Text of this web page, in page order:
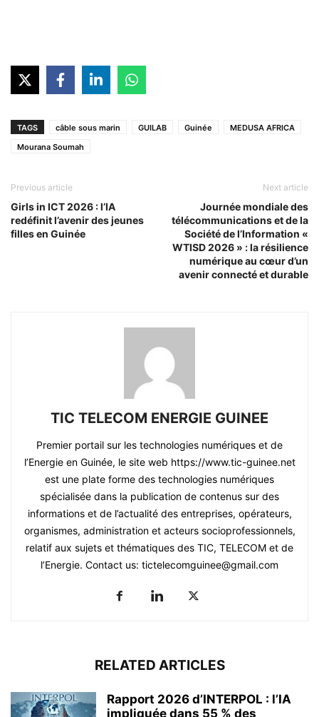
TAGS câble sous marin GUILAB Guinée
MEDUSA AFRICA
Mourana Soumah
Previous article
Girls in ICT 2026 : l’IA
redéfinit l’avenir des jeunes
filles en Guinée
Next article
Journée mondiale des
télécommunications et de la
Société de l’Information «
WTISD 2026 » : la résilience
numérique au cœur d’un
avenir connecté et durable
TIC TELECOM ENERGIE GUINEE
Premier portail sur les technologies numériques et de
l’Energie en Guinée, le site web https://www.tic-guinee.net
est une plate forme des technologies numériques
spécialisée dans la publication de contenus sur des
informations et de l’actualité des entreprises, opérateurs,
organismes, administration et acteurs socioprofessionnels,
relatif aux sujets et thématiques des TIC, TELECOM et de
l’Energie. Contact us: tictelecomguinee@gmail.com
RELATED ARTICLES
Rapport 2026 d’INTERPOL : l’IA
impliquée dans 55 % des